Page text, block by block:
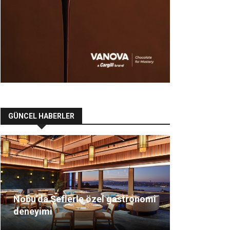
GÜNCEL HABERLER
Nobu’da Şeflerle özel gastronomi
deneyimi